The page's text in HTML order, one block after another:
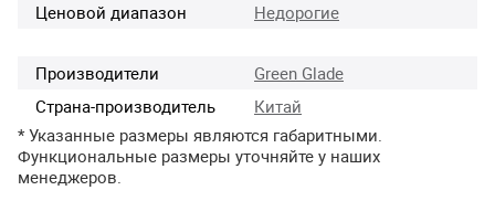
Ценовой диапазон
Недорогие
Производители
Green Glade
Страна-производитель
Китай
* Указанные размеры являются габаритными.
Функциональные размеры уточняйте у наших
менеджеров.